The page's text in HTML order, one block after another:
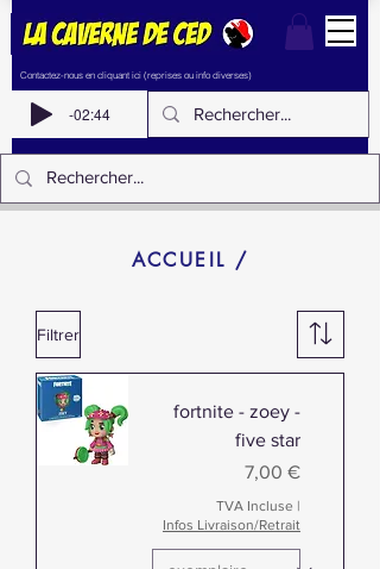
Contactez-nous en cliquant ici (reprises ou info diverses)
-02:44
ACCUEIL /
Filtrer
fortnite - zoey -
five star
Prix
7,00 €
TVA Incluse |
Infos Livraison/Retrait